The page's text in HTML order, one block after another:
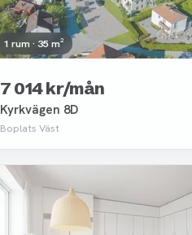
1 rum · 35 m²
7 014 kr/mån
Kyrkvägen 8D
Boplats Väst
Borttagen